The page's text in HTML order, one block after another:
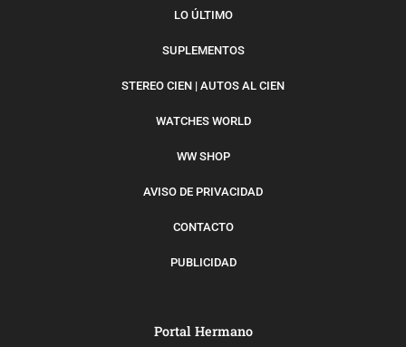
LO ÚLTIMO
SUPLEMENTOS
STEREO CIEN | AUTOS AL CIEN
WATCHES WORLD
WW SHOP
AVISO DE PRIVACIDAD
CONTACTO
PUBLICIDAD
Portal Hermano